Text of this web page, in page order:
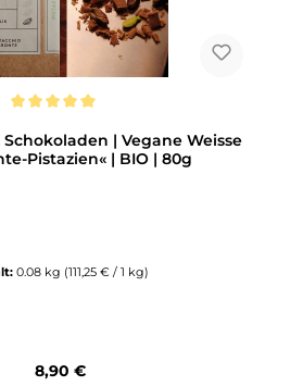
| Vegane Weisse
Pistazien« | BIO | 80g
0.08 kg (111,25 € / 1 kg)
Regulärer Preis:
8,90 €